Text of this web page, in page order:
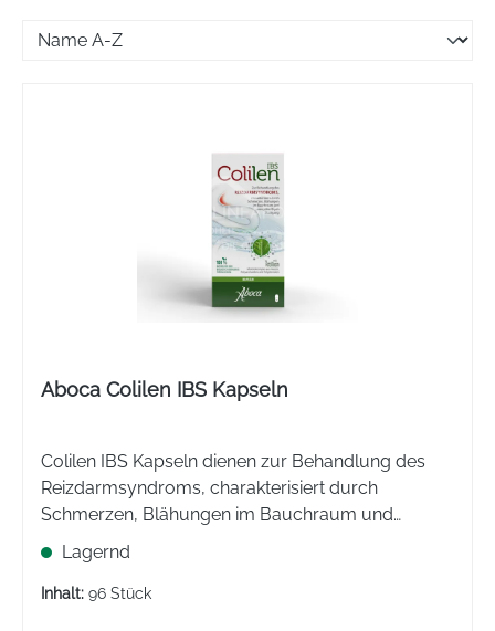
Aboca Colilen IBS Kapseln
Colilen IBS Kapseln dienen zur Behandlung des
Reizdarmsyndroms, charakterisiert durch
Schmerzen, Blähungen im Bauchraum und
unregelmäßigen Stuhlgang. 100% natürliche
Inhaltsstoffe.
Lagernd
Inhalt: 96 Stück